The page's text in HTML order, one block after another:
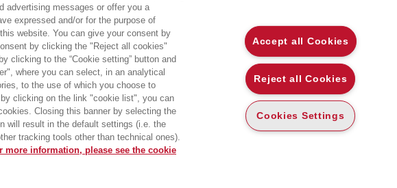
EGEA WORLD
UNIVERSITÀ BOCCONI
SDA BOCCONI SCHOOL OF MANAGEMENT
LEGAL NOTES
PRIVACY
COOKIE POLICY
advertising messages or offer you a
expressed and/or for the purpose of
website. You can give your consent by
by clicking the "Reject all cookies"
clicking to the “Cookie setting” button and
where you can select, in an analytical
to the use of which you choose to
clicking on the link "cookie list", you can
Closing this banner by selecting the
will result in the default settings (i.e. the
tracking tools other than technical ones).
more information, please see the cookie
Accept all Cookies
Reject all Cookies
Cookies Settings